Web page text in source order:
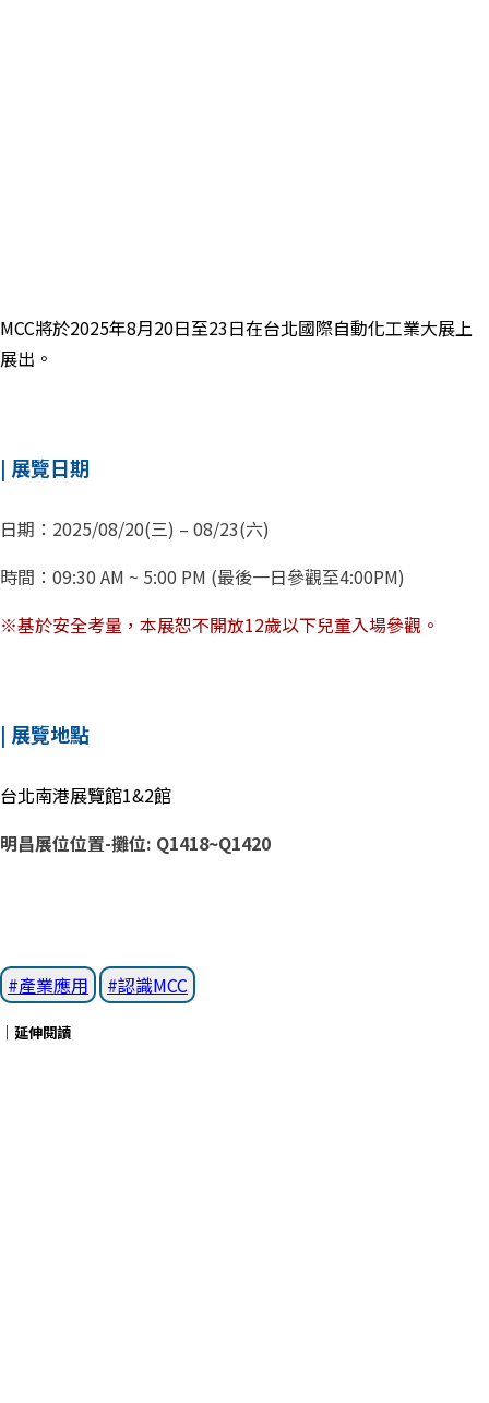
MCC將於2025年8月20日至23日在台北國際自動化工業大展上
展出。
| 展覽日期
日期：2025/08/20(三) – 08/23(六)
時間：09:30 AM ~ 5:00 PM (最後一日參觀至4:00PM)
※基於安全考量，本展恕不開放12歲以下兒童入場參觀。
| 展覽地點
台北南港展覽館1&2館
明昌展位位置-攤位: Q1418~Q1420
產業應用 認識MCC
｜延伸閱讀